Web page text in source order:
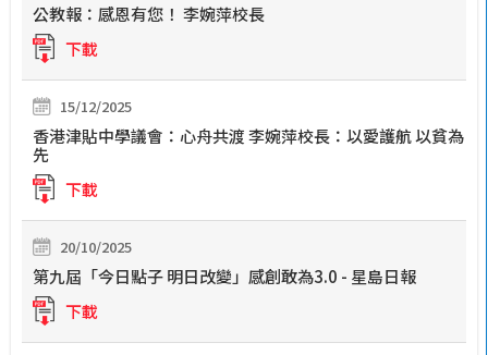
公教報：感恩有您！ 李婉萍校長
下載
15/12/2025
香港津貼中學議會：心舟共渡 李婉萍校長：以愛護航 以貧為
先
下載
20/10/2025
第九屆「今日點子 明日改變」感創敢為3.0 - 星島日報
下載